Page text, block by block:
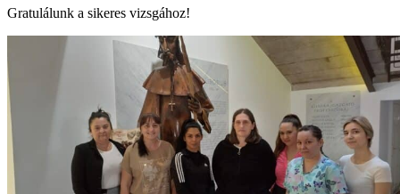
Gratulálunk a sikeres vizsgához!